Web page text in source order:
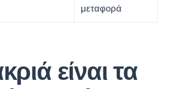
μεταφορά
είναι τα